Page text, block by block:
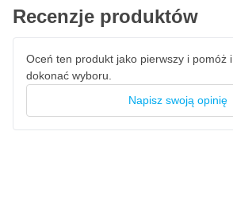
Recenzje produktów
Oceń ten produkt jako pierwszy i pomóż
dokonać wyboru.
Napisz swoją opinię